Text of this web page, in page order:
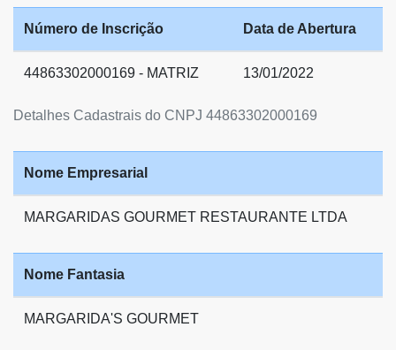
Detalhes Cadastrais do CNPJ 44863302000169
Número de Inscrição Data de Abertura
44863302000169 - MATRIZ 13/01/2022
Nome Empresarial
MARGARIDAS GOURMET RESTAURANTE LTDA
Nome Fantasia
MARGARIDA'S GOURMET